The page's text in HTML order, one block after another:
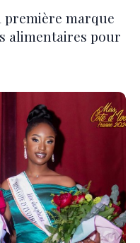
première marque
alimentaires pour